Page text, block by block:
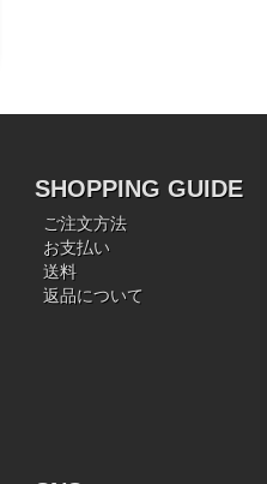
SHOPPING GUIDE
ご注文方法
お支払い
送料
返品について